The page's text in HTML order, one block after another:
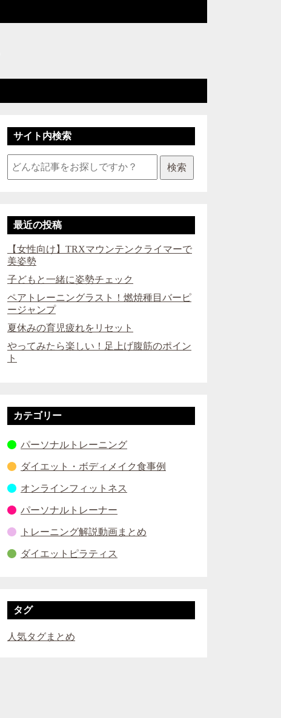
サイト内検索
検索
最近の投稿
【女性向け】TRXマウンテンクライマーで
美姿勢
子どもと一緒に姿勢チェック
ペアトレーニングラスト！燃焼種目バーピ
ージャンプ
夏休みの育児疲れをリセット
やってみたら楽しい！足上げ腹筋のポイン
ト
カテゴリー
パーソナルトレーニング
ダイエット・ボディメイク食事例
オンラインフィットネス
パーソナルトレーナー
トレーニング解説動画まとめ
ダイエットピラティス
タグ
人気タグまとめ